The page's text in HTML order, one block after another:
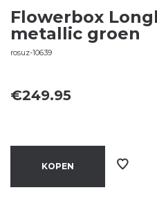
Flowerbox
metallic groen
rosuz-10639
€249.95
KOPEN